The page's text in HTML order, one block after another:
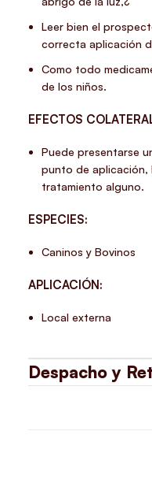
Leer bien el
correcta aplicación
Como todo
de los niños.
EFECTOS
Puede presentarse
punto de aplicación,
tratamiento alguno.
ESPECIES:
Caninos y Bovinos
APLICACIÓN:
Local externa
Despacho y